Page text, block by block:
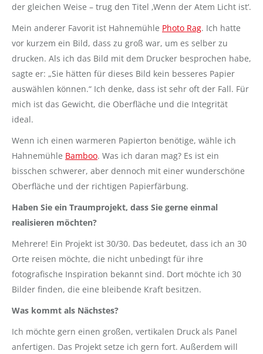
der gleichen Weise – trug den Titel ‚Wenn der Atem Licht ist‘.
Mein anderer Favorit ist Hahnemühle Photo Rag. Ich hatte
vor kurzem ein Bild, dass zu groß war, um es selber zu
drucken. Als ich das Bild mit dem Drucker besprochen habe,
sagte er: „Sie hätten für dieses Bild kein besseres Papier
auswählen können.“ Ich denke, dass ist sehr oft der Fall. Für
mich ist das Gewicht, die Oberfläche und die Integrität
ideal.
Wenn ich einen warmeren Papierton benötige, wähle ich
Hahnemühle Bamboo. Was ich daran mag? Es ist ein
bisschen schwerer, aber dennoch mit einer wunderschöne
Oberfläche und der richtigen Papierfärbung.
Haben Sie ein Traumprojekt, dass Sie gerne einmal
realisieren möchten?
Mehrere! Ein Projekt ist 30/30. Das bedeutet, dass ich an 30
Orte reisen möchte, die nicht unbedingt für ihre
fotografische Inspiration bekannt sind. Dort möchte ich 30
Bilder finden, die eine bleibende Kraft besitzen.
Was kommt als Nächstes?
Ich möchte gern einen großen, vertikalen Druck als Panel
anfertigen. Das Projekt setze ich gern fort. Außerdem will